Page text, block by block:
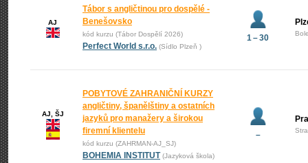
AJ
Tábor s angličtinou pro dospělé -
Benešovsko
kód kurzu (Tábor Dospělí 2026)
Perfect World s.r.o. (Sídlo Plzeň )
1 – 30
AJ, ŠJ
POBYTOVÉ ZAHRANIČNÍ KURZY
angličtiny, španělštiny a ostatních
jazyků pro manažery a širokou
firemní klientelu
kód kurzu (ZAHRMAN-AJ_SJ)
BOHEMIA INSTITUT (Jazyková škola)
–